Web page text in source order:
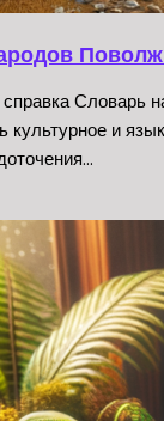
справка Словарь
культурное и